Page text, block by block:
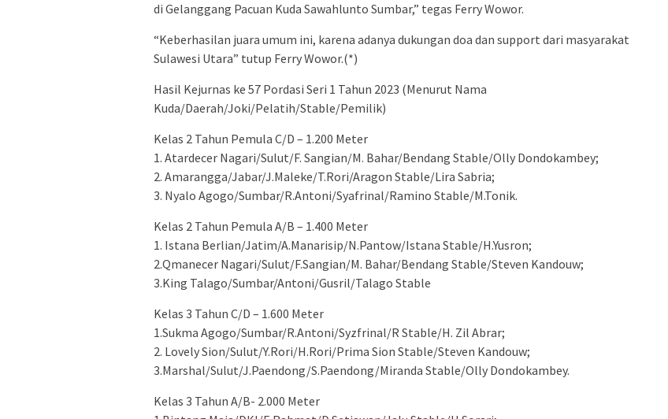
di Gelanggang Pacuan Kuda Sawahlunto Sumbar,” tegas Ferry Wowor.
“Keberhasilan juara umum ini, karena adanya dukungan doa dan support dari masyarakat
Sulawesi Utara” tutup Ferry Wowor.(*)
Hasil Kejurnas ke 57 Pordasi Seri 1 Tahun 2023 (Menurut Nama
Kuda/Daerah/Joki/Pelatih/Stable/Pemilik)
Kelas 2 Tahun Pemula C/D – 1.200 Meter
1. Atardecer Nagari/Sulut/F. Sangian/M. Bahar/Bendang Stable/Olly Dondokambey;
2. Amarangga/Jabar/J.Maleke/T.Rori/Aragon Stable/Lira Sabria;
3. Nyalo Agogo/Sumbar/R.Antoni/Syafrinal/Ramino Stable/M.Tonik.
Kelas 2 Tahun Pemula A/B – 1.400 Meter
1. Istana Berlian/Jatim/A.Manarisip/N.Pantow/Istana Stable/H.Yusron;
2.Qmanecer Nagari/Sulut/F.Sangian/M. Bahar/Bendang Stable/Steven Kandouw;
3.King Talago/Sumbar/Antoni/Gusril/Talago Stable
Kelas 3 Tahun C/D – 1.600 Meter
1.Sukma Agogo/Sumbar/R.Antoni/Syzfrinal/R Stable/H. Zil Abrar;
2. Lovely Sion/Sulut/Y.Rori/H.Rori/Prima Sion Stable/Steven Kandouw;
3.Marshal/Sulut/J.Paendong/S.Paendong/Miranda Stable/Olly Dondokambey.
Kelas 3 Tahun A/B- 2.000 Meter